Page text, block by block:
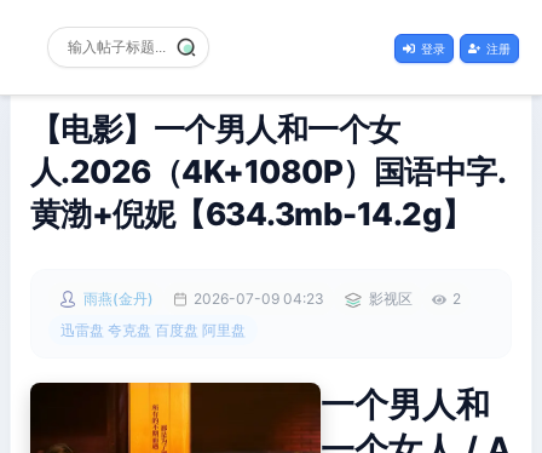
登录 注册
【电影】一个男人和一个女
人.2026（4K+1080P）国语中字.
黄渤+倪妮【634.3mb-14.2g】
雨燕(金丹) 2026-07-09 04:23 影视区
2
迅雷盘 夸克盘 百度盘 阿里盘
一个男人和